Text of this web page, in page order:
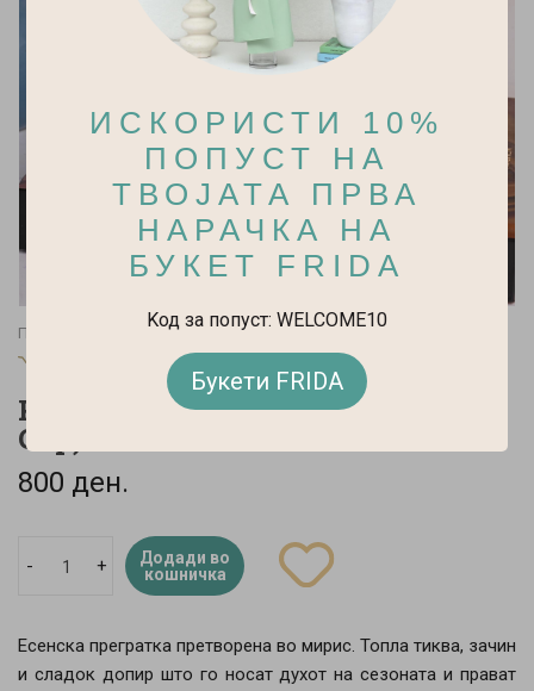
Почетна Арома Терапија
Wax & Wick Candles
Pumpkin Harvest Candle (White
Cup)
800 ден.
- +
Додади во
кошничка
Есенска прегратка претворена во мирис. Топла тиква, зачин
и сладок допир што го носат духот на сезоната и прават
ИСКОРИСТИ 10%
ПОПУСТ НА
ТВОЈАТА ПРВА
НАРАЧКА НА
БУКЕТ FRIDA
Kод за попуст: WELCOME10
Букети FRIDA